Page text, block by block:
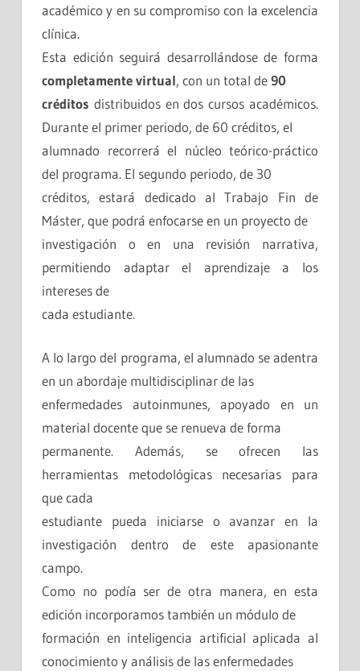
académico y en su compromiso con la excelencia
clínica.
Esta edición seguirá desarrollándose de forma
completamente virtual, con un total de90
créditos distribuidos en dos cursos académicos.
Durante el primer periodo, de 60 créditos, el
alumnado recorrerá el núcleo teórico-práctico
del programa. El segundo periodo, de 30
créditos, estará dedicado al Trabajo Fin de
Máster, que podrá enfocarse en un proyecto de
investigación o en una revisión narrativa,
permitiendo adaptar el aprendizaje a los
intereses de
cada estudiante.
A lo largo del programa, el alumnado se adentra
en un abordaje multidisciplinar de las
enfermedades autoinmunes, apoyado en un
material docente que se renueva de forma
permanente. Además, se ofrecen las
herramientas metodológicas necesarias para
que cada
estudiante pueda iniciarse o avanzar en la
investigación dentro de este apasionante
campo.
Como no podía ser de otra manera, en esta
edición incorporamos también un módulo de
formación en inteligencia artificial aplicada al
conocimiento y análisis de las enfermedades